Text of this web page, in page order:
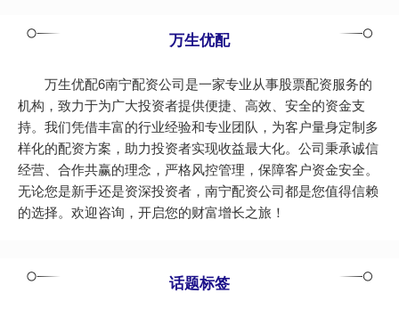
万生优配
万生优配6南宁配资公司是一家专业从事股票配资服务的
机构，致力于为广大投资者提供便捷、高效、安全的资金支
持。我们凭借丰富的行业经验和专业团队，为客户量身定制多
样化的配资方案，助力投资者实现收益最大化。公司秉承诚信
经营、合作共赢的理念，严格风控管理，保障客户资金安全。
无论您是新手还是资深投资者，南宁配资公司都是您值得信赖
的选择。欢迎咨询，开启您的财富增长之旅！
话题标签